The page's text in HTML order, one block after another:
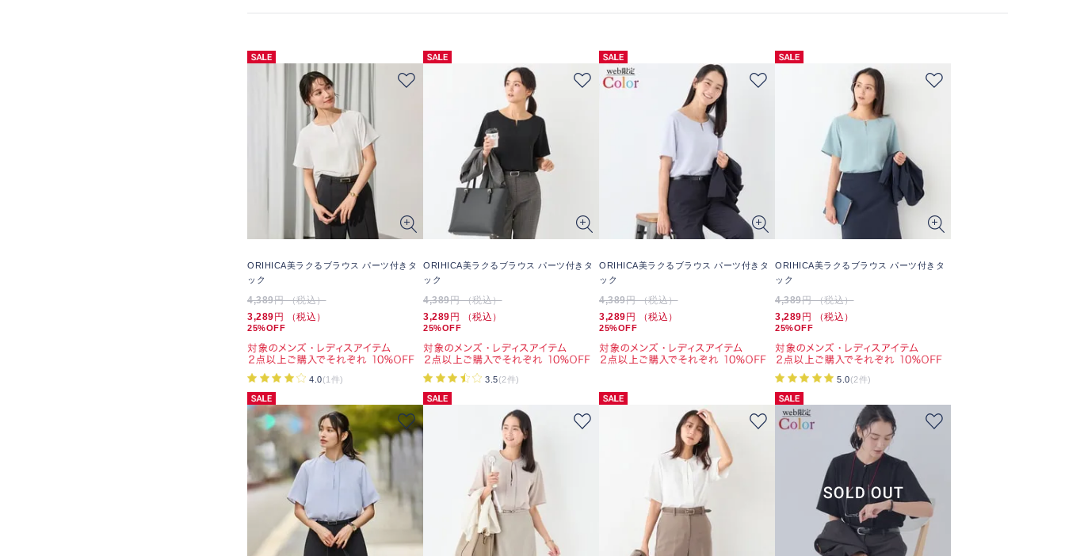
ORIHICA美ラクるブラウス パーツ付きタ
ック
4,389円 （税込）
3,289 円 （税込）
25%OFF
4.0(1件)
ORIHICA美ラクるブラウス パーツ付きタ
ック
4,389円 （税込）
3,289 円 （税込）
25%OFF
3.5(2件)
ORIHICA美ラクるブラウス パーツ付きタ
ック
4,389円 （税込）
3,289 円 （税込）
25%OFF
ORIHICA美ラクるブラウス パーツ付きタ
ック
4,389円 （税込）
3,289 円 （税込）
25%OFF
5.0(2件)